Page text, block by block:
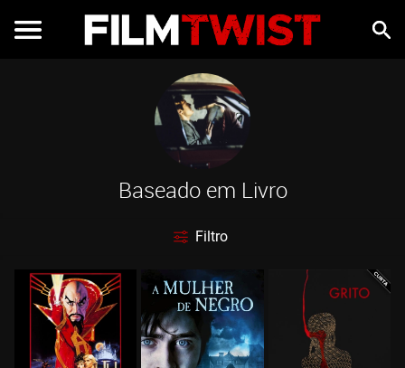
Baseado em Livro
Filtro